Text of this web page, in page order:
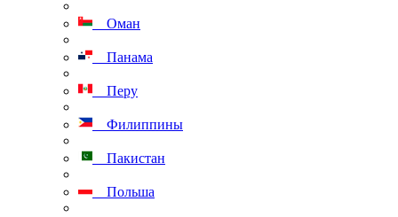
Оман
Панама
Перу
Филиппины
Пакистан
Польша